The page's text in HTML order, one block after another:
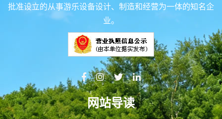
批准设立的从事游乐设备设计、制造和经营为一体的知名企
业。
网站导读